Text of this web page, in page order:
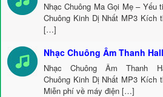
Nhạc Chuông Ma Gọi Mẹ – Yếu
Chuông Kinh Dị Nhất MP3 Kích
[…]
Nhạc Chuông Âm Thanh
Nhạc Chuông Âm Thanh
Chuông Kinh Dị Nhất MP3 Kích
Miễn phí về máy điện […]